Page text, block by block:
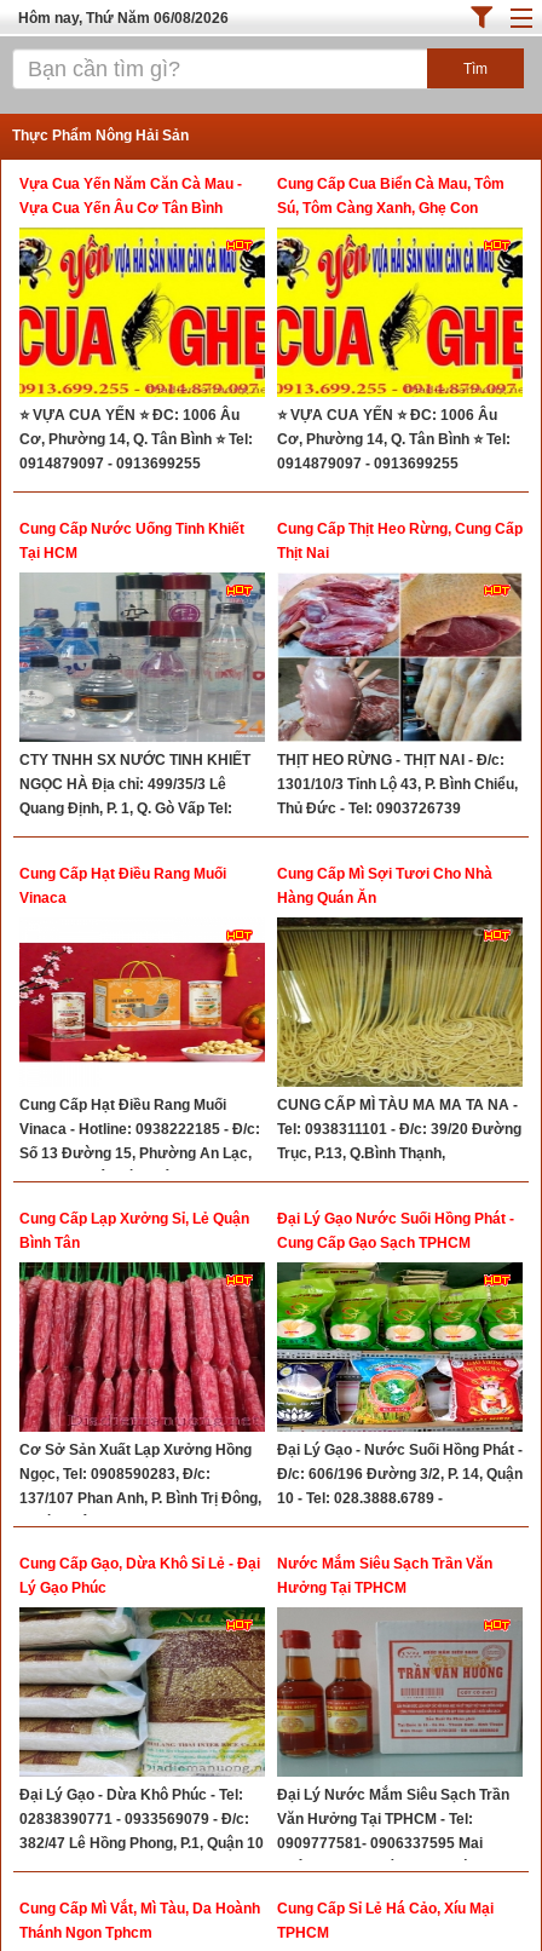
Hôm nay, Thứ Năm 06/08/2026
Trang chủ
Cafe - Kem- Trà Sữa
Bánh - Đồ Ăn Vặt
Thực Phẩm Nông Hải Sản
Top Quán Ăn Sài Gòn
Thực Phẩm Nông Hải Sản
Vựa Cua Yến Năm Căn Cà Mau -
Vựa Cua Yến Âu Cơ Tân Bình
⭐ VỰA CUA YẾN ⭐ ĐC: 1006 Âu
Cơ, Phường 14, Q. Tân Bình ⭐ Tel:
0914879097 - 0913699255
Cung Cấp Cua Biển Cà Mau, Tôm
Sú, Tôm Càng Xanh, Ghẹ Con
⭐ VỰA CUA YẾN ⭐ ĐC: 1006 Âu
Cơ, Phường 14, Q. Tân Bình ⭐ Tel:
0914879097 - 0913699255
Cung Cấp Nước Uống Tinh Khiết
Tại HCM
CTY TNHH SX NƯỚC TINH KHIẾT
NGỌC HÀ Địa chỉ: 499/35/3 Lê
Quang Định, P. 1, Q. Gò Vấp Tel:
028.2237.4035 - 0937.087.159
Cung Cấp Thịt Heo Rừng, Cung Cấp
Thịt Nai
THỊT HEO RỪNG - THỊT NAI - Đ/c:
1301/10/3 Tỉnh Lộ 43, P. Bình Chiểu,
Thủ Đức - Tel: 0903726739
Cung Cấp Hạt Điều Rang Muối
Vinaca
Cung Cấp Hạt Điều Rang Muối
Vinaca - Hotline: 0938222185 - Đ/c:
Số 13 Đường 15, Phường An Lạc,
TPHCM (Quận Bình Tân Cũ)
Cung Cấp Mì Sợi Tươi Cho Nhà
Hàng Quán Ăn
CUNG CẤP MÌ TÀU MA MA TA NA -
Tel: 0938311101 - Đ/c: 39/20 Đường
Trục, P.13, Q.Bình Thạnh,
Cung Cấp Lạp Xưởng Sỉ, Lẻ Quận
Bình Tân
Cơ Sở Sản Xuất Lạp Xưởng Hồng
Ngọc, Tel: 0908590283, Đ/c:
137/107 Phan Anh, P. Bình Trị Đông,
Q. Bình Tân
Đại Lý Gạo Nước Suối Hồng Phát -
Cung Cấp Gạo Sạch TPHCM
Đại Lý Gạo - Nước Suối Hồng Phát -
Đ/c: 606/196 Đường 3/2, P. 14, Quận
10 - Tel: 028.3888.6789 -
0918136653
Cung Cấp Gạo, Dừa Khô Sỉ Lẻ - Đại
Lý Gạo Phúc
Đại Lý Gạo - Dừa Khô Phúc - Tel:
02838390771 - 0933569079 - Đ/c:
382/47 Lê Hồng Phong, P.1, Quận 10
Nước Mắm Siêu Sạch Trần Văn
Hưởng Tại TPHCM
Đại Lý Nước Mắm Siêu Sạch Trần
Văn Hưởng Tại TPHCM - Tel:
0909777581- 0906337595 Mai
Uyên- Đc: 457 Bà Hạt, Phường 8,
Cung Cấp Mì Vắt, Mì Tàu, Da Hoành
Thánh Ngon Tphcm
Cung Cấp Sỉ Lẻ Há Cảo, Xíu Mại
TPHCM